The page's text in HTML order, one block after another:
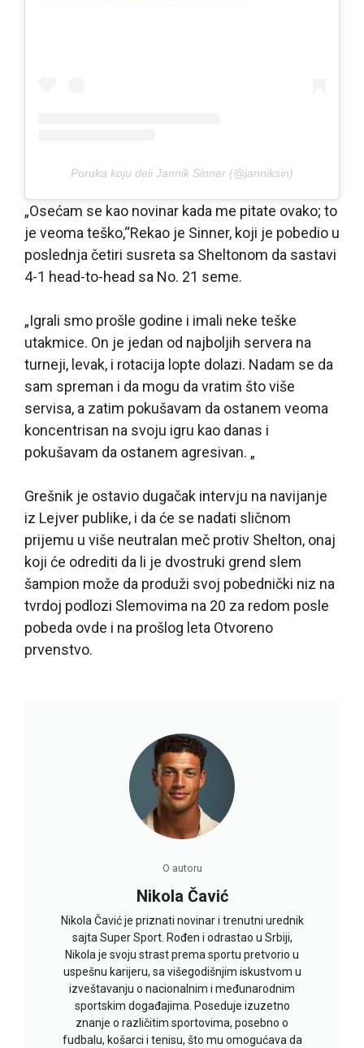
Poruka koju deli Jannik Sinner (@janniksin)
„Osećam se kao novinar kada me pitate ovako; to
je veoma teško,“Rekao je Sinner, koji je pobedio u
poslednja četiri susreta sa Sheltonom da sastavi
4-1 head-to-head sa No. 21 seme.
„Igrali smo prošle godine i imali neke teške
utakmice. On je jedan od najboljih servera na
turneji, levak, i rotacija lopte dolazi. Nadam se da
sam spreman i da mogu da vratim što više
servisa, a zatim pokušavam da ostanem veoma
koncentrisan na svoju igru kao danas i
pokušavam da ostanem agresivan. „
Grešnik je ostavio dugačak intervju na navijanje
iz Lejver publike, i da će se nadati sličnom
prijemu u više neutralan meč protiv Shelton, onaj
koji će odrediti da li je dvostruki grend slem
šampion može da produži svoj pobednički niz na
tvrdoj podlozi Slemovima na 20 za redom posle
pobeda ovde i na prošlog leta Otvoreno
prvenstvo.
O autoru
Nikola Čavić
Nikola Čavić je priznati novinar i trenutni urednik
sajta Super Sport. Rođen i odrastao u Srbiji,
Nikola je svoju strast prema sportu pretvorio u
uspešnu karijeru, sa višegodišnjim iskustvom u
izveštavanju o nacionalnim i međunarodnim
sportskim događajima. Poseduje izuzetno
znanje o različitim sportovima, posebno o
fudbalu, košarci i tenisu, što mu omogućava da